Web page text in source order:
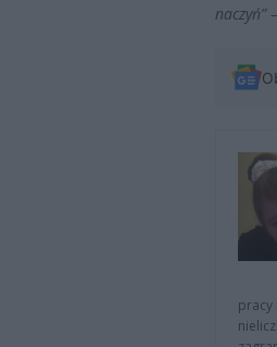
naczyń” –
pracy